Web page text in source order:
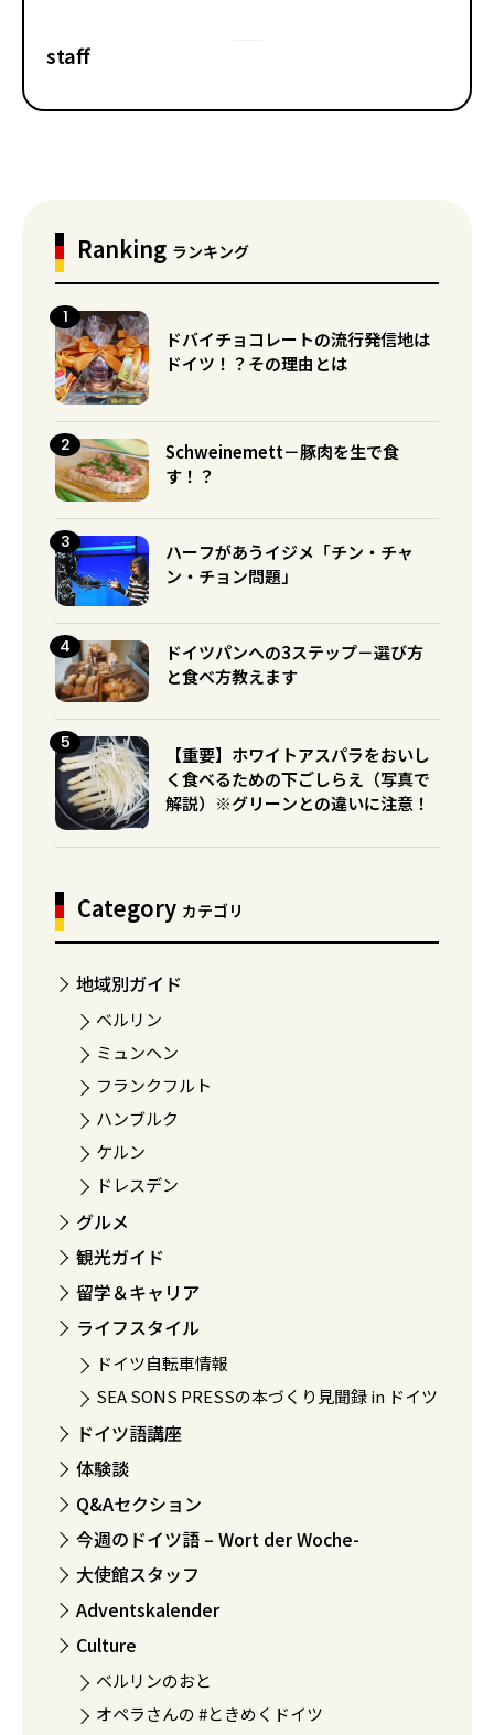
staff
Ranking ランキング
ドバイチョコレートの流行発信地は
ドイツ！？その理由とは
Schweinemett－豚肉を生で食
す！？
ハーフがあうイジメ「チン・チャ
ン・チョン問題」
ドイツパンへの3ステップ－選び方
と食べ方教えます
【重要】ホワイトアスパラをおいし
く食べるための下ごしらえ（写真で
解説）※グリーンとの違いに注意！
Category カテゴリ
地域別ガイド
ベルリン
ミュンヘン
フランクフルト
ハンブルク
ケルン
ドレスデン
グルメ
観光ガイド
留学＆キャリア
ライフスタイル
ドイツ自転車情報
SEA SONS PRESSの本づくり見聞録 in ドイツ
ドイツ語講座
体験談
Q&Aセクション
今週のドイツ語 – Wort der Woche-
大使館スタッフ
Adventskalender
Culture
ベルリンのおと
オペラさんの #ときめくドイツ